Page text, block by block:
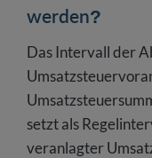
werden?
Das Intervall der
setzt als
veranlagter